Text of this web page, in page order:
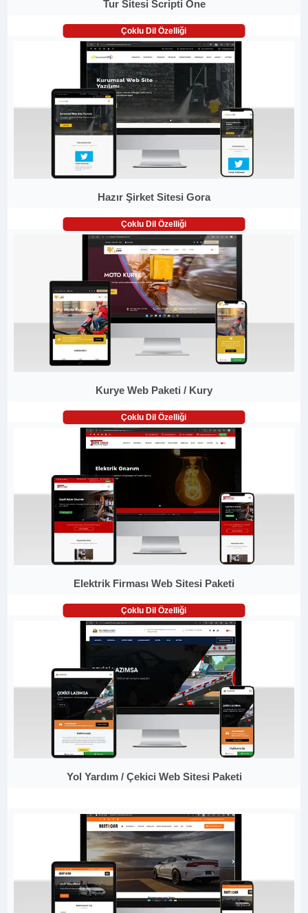
Tur Sitesi Scripti One
Çoklu Dil Özelliği
Hazır Şirket Sitesi Gora
Çoklu Dil Özelliği
Kurye Web Paketi / Kury
Çoklu Dil Özelliği
Elektrik Firması Web Sitesi Paketi
Çoklu Dil Özelliği
Yol Yardım / Çekici Web Sitesi Paketi